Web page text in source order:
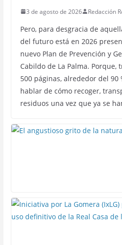
3 de agosto de 2026 Redacción
Pero, para desgracia de
del futuro está en 2026
nuevo Plan de Prevención y
Cabildo de La Palma. Porque,
500 páginas, alrededor del 90
hablar de cómo recoger,
residuos una vez que ya se